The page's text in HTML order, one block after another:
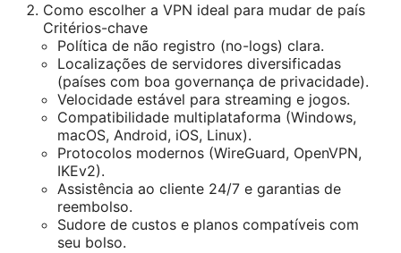
Como escolher a VPN ideal para mudar de país
Critérios-chave
Política de não registro (no-logs) clara.
Localizações de servidores diversificadas
(países com boa governança de privacidade).
Velocidade estável para streaming e jogos.
Compatibilidade multiplataforma (Windows,
macOS, Android, iOS, Linux).
Protocolos modernos (WireGuard, OpenVPN,
IKEv2).
Assistência ao cliente 24/7 e garantias de
reembolso.
Sudore de custos e planos compatíveis com
seu bolso.